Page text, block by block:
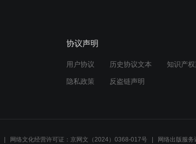
协议声明
用户协议 历史协议文本 知识产权
隐私政策 反盗链声明
网络文化经营许可证：京网文（2024）0368-017号 网络出版服